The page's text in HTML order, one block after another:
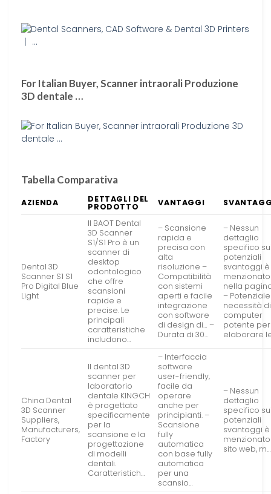
For Italian Buyer, Scanner intraorali Produzione
3D dentale …
Tabella Comparativa
AZIENDA DETTAGLI DEL
PRODOTTO VANTAGGI
Dental 3D
Scanner S1 S1
Pro Digital Blue
Light
Il BAOT Dental
3D Scanner
S1/S1 Pro è un
scanner di
desktop
odontologico
che offre
scansioni
rapide e
precise. Le
principali
caratteristiche
includono…
– Scansione
rapida e
precisa con
alta
risoluzione –
Compatibilità
con sistemi
aperti e facile
integrazione
con software
di design di… –
Durata di 30…
– Nessun
dettaglio
specifico
potenziali
svantaggi è
menzionato
nella
– Potenziale
necessità
computer
potente per
elaborare
China Dental
3D Scanner
Suppliers,
Manufacturers,
Factory
Il dental 3D
scanner per
laboratorio
dentale KINGCH
è progettato
specificamente
per la
scansione e la
progettazione
di modelli
dentali.
Caratteristich…
– Interfaccia
software
user-friendly,
facile da
operare
anche per
principianti. –
Scansione
fully
automatica
con base fully
automatica
per una
scansio…
– Nessun
dettaglio
specifico
potenziali
svantaggi è
sito web, m…